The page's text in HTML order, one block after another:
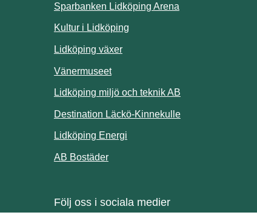
webbplats.
webbplats.
Sparbanken Lidköping Arena
Kultur i Lidköping
Lidköping växer
Vänermuseet
Lidköping miljö och teknik AB
Destination Läckö-KinnekulleLänk till annan
Lidköping EnergiLänk till annan webbplats.
AB BostäderLänk till annan webbplats.
Följ oss i sociala medier